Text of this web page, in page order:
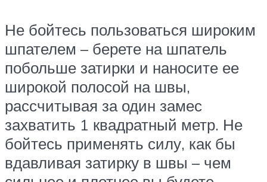
Не бойтесь пользоваться широким
шпателем – берете на шпатель
побольше затирки и наносите ее
широкой полосой на швы,
рассчитывая за один замес
захватить 1 квадратный метр. Не
бойтесь применять силу, как бы
вдавливая затирку в швы – чем